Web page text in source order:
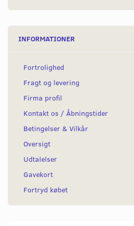
INFORMATIONER
Fortrolighed
Fragt og levering
Firma profil
Kontakt os / Åbningstider
Betingelser & Vilkår
Oversigt
Udtalelser
Gavekort
Fortryd købet